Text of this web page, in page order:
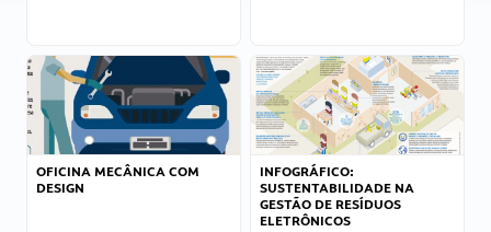
OFICINA MECÂNICA COM
DESIGN
INFOGRÁFICO:
SUSTENTABILIDADE NA
GESTÃO DE RESÍDUOS
ELETRÔNICOS